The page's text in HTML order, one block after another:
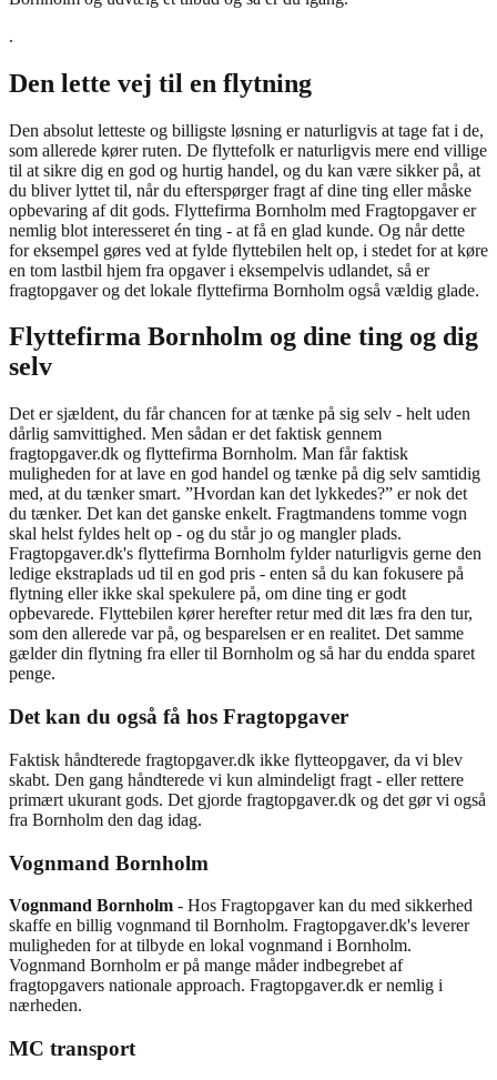
.
Den lette vej til en flytning
Den absolut letteste og billigste løsning er naturligvis at tage fat i de,
som allerede kører ruten. De flyttefolk er naturligvis mere end villige
til at sikre dig en god og hurtig handel, og du kan være sikker på, at
du bliver lyttet til, når du efterspørger fragt af dine ting eller måske
opbevaring af dit gods. Flyttefirma Bornholm med Fragtopgaver er
nemlig blot interesseret én ting - at få en glad kunde. Og når dette
for eksempel gøres ved at fylde flyttebilen helt op, i stedet for at køre
en tom lastbil hjem fra opgaver i eksempelvis udlandet, så er
fragtopgaver og det lokale flyttefirma Bornholm også vældig glade.
Flyttefirma Bornholm og dine ting og dig
selv
Det er sjældent, du får chancen for at tænke på sig selv - helt uden
dårlig samvittighed. Men sådan er det faktisk gennem
fragtopgaver.dk og flyttefirma Bornholm. Man får faktisk
muligheden for at lave en god handel og tænke på dig selv samtidig
med, at du tænker smart. ”Hvordan kan det lykkedes?” er nok det
du tænker. Det kan det ganske enkelt. Fragtmandens tomme vogn
skal helst fyldes helt op - og du står jo og mangler plads.
Fragtopgaver.dk's flyttefirma Bornholm fylder naturligvis gerne den
ledige ekstraplads ud til en god pris - enten så du kan fokusere på
flytning eller ikke skal spekulere på, om dine ting er godt
opbevarede. Flyttebilen kører herefter retur med dit læs fra den tur,
som den allerede var på, og besparelsen er en realitet. Det samme
gælder din flytning fra eller til Bornholm og så har du endda sparet
penge.
Det kan du også få hos Fragtopgaver
Faktisk håndterede fragtopgaver.dk ikke flytteopgaver, da vi blev
skabt. Den gang håndterede vi kun almindeligt fragt - eller rettere
primært ukurant gods. Det gjorde fragtopgaver.dk og det gør vi også
fra Bornholm den dag idag.
Vognmand Bornholm
Vognmand Bornholm - Hos Fragtopgaver kan du med sikkerhed
skaffe en billig vognmand til Bornholm. Fragtopgaver.dk's leverer
muligheden for at tilbyde en lokal vognmand i Bornholm.
Vognmand Bornholm er på mange måder indbegrebet af
fragtopgavers nationale approach. Fragtopgaver.dk er nemlig i
nærheden.
MC transport